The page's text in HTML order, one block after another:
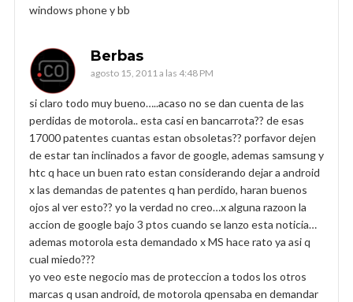
windows phone y bb
Berbas
agosto 15, 2011 a las 4:48 PM
si claro todo muy bueno…..acaso no se dan cuenta de las
perdidas de motorola.. esta casi en bancarrota?? de esas
17000 patentes cuantas estan obsoletas?? porfavor dejen
de estar tan inclinados a favor de google, ademas samsung y
htc q hace un buen rato estan considerando dejar a android
x las demandas de patentes q han perdido, haran buenos
ojos al ver esto?? yo la verdad no creo…x alguna razoon la
accion de google bajo 3 ptos cuando se lanzo esta noticia…
ademas motorola esta demandado x MS hace rato ya asi q
cual miedo???
yo veo este negocio mas de proteccion a todos los otros
marcas q usan android, de motorola qpensaba en demandar